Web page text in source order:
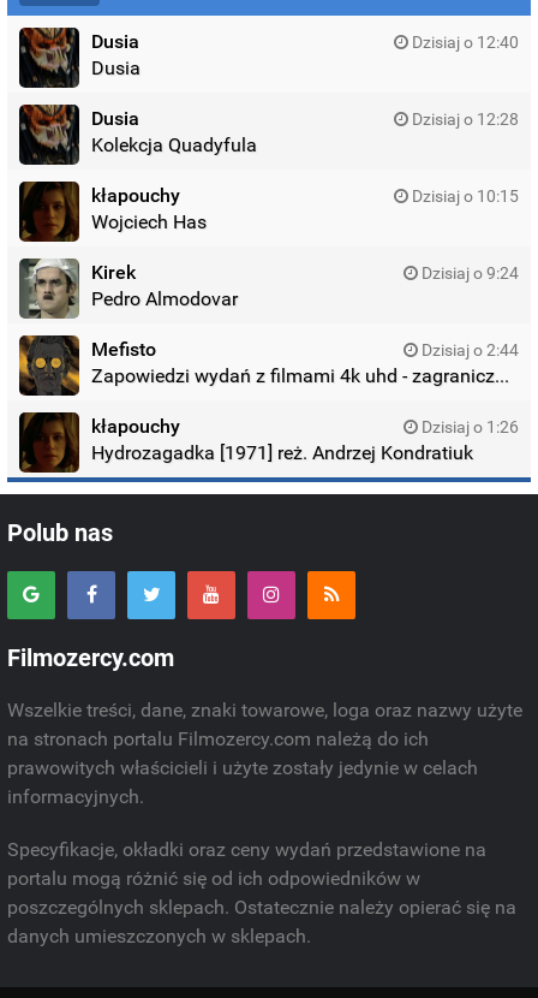
Dusia Dzisiaj o 12:40
Dusia
Dusia Dzisiaj o 12:28
Kolekcja Quadyfula
kłapouchy Dzisiaj o 10:15
Wojciech Has
Kirek Dzisiaj o 9:24
Pedro Almodovar
Mefisto Dzisiaj o 2:44
Zapowiedzi wydań z filmami 4k uhd - zagraniczne wydania
kłapouchy Dzisiaj o 1:26
Hydrozagadka [1971] reż. Andrzej Kondratiuk
Polub nas
Filmozercy.com
Wszelkie treści, dane, znaki towarowe, loga oraz nazwy użyte
na stronach portalu Filmozercy.com należą do ich
prawowitych właścicieli i użyte zostały jedynie w celach
informacyjnych.
Specyfikacje, okładki oraz ceny wydań przedstawione na
portalu mogą różnić się od ich odpowiedników w
poszczególnych sklepach. Ostatecznie należy opierać się na
danych umieszczonych w sklepach.